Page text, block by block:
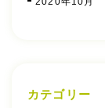
カテゴリー